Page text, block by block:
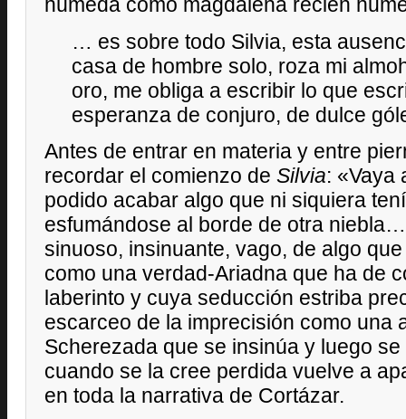
húmeda como magdalena recién
… es sobre todo Silvia, esta
casa de hombre solo, roza mi
oro, me obliga a escribir lo que
esperanza de conjuro, de dulce
Antes de entrar en materia y entre
recordar el comienzo de Silvia: «Vaya
podido acabar algo que ni siquiera
esfumándose al borde de otra
sinuoso, insinuante, vago, de algo
como una verdad-Ariadna que ha de
laberinto y cuya seducción estriba
escarceo de la imprecisión como una
Scherezada que se insinúa y luego
cuando se la cree perdida vuelve a
en toda la narrativa de Cortázar.